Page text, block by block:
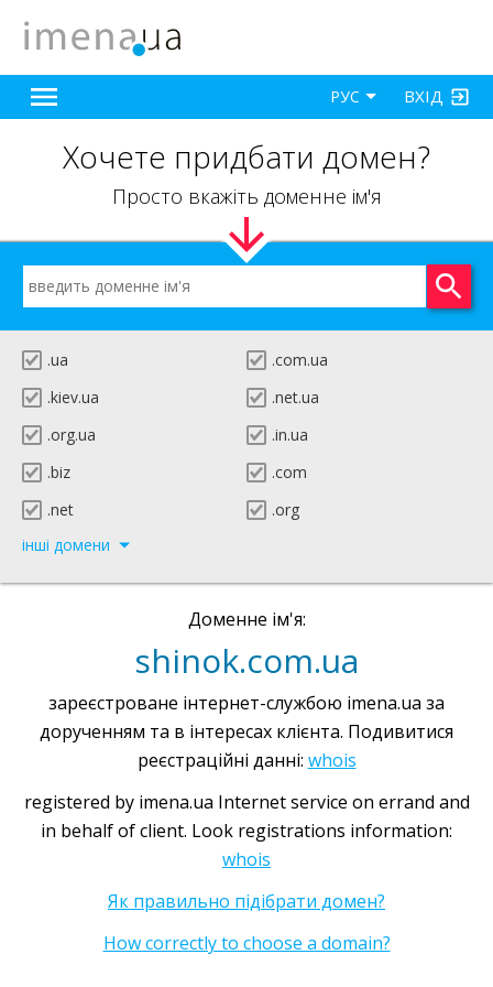
ВХІД
РУС
Хочете придбати домен?
Просто вкажіть доменне ім'я
.ua
.com.ua
.kiev.ua
.net.ua
.org.ua
.in.ua
.biz
.com
.net
.org
інші домени
Доменне ім'я:
shinok.com.ua
зареєстроване інтернет-службою imena.ua за
дорученням та в інтересах клієнта. Подивитися
реєстраційні данні: whois
registered by imena.ua Internet service on errand and
in behalf of client. Look registrations information:
whois
Як правильно підібрати домен?
How correctly to choose a domain?